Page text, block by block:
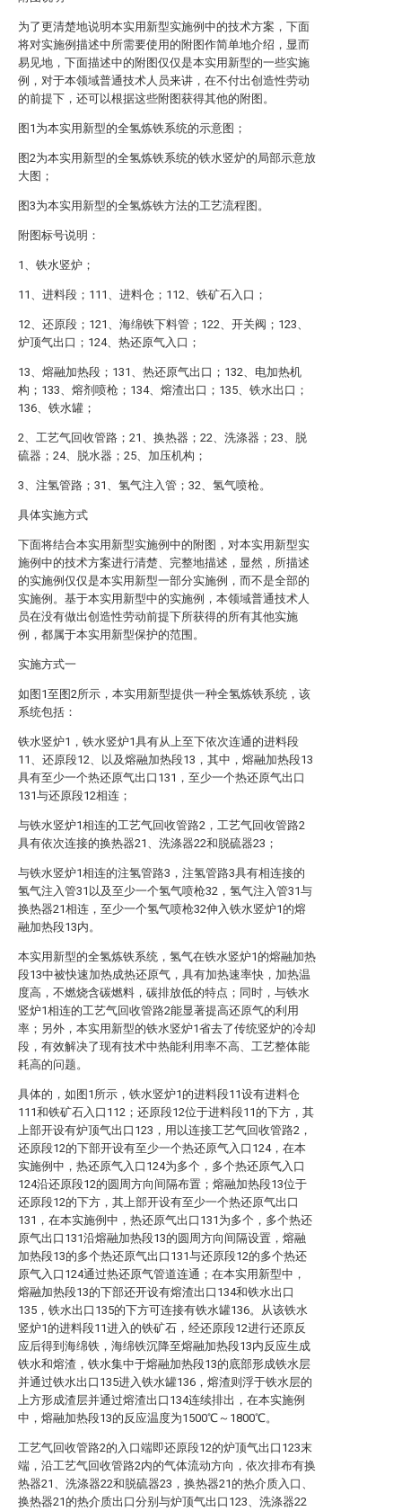
为了更清楚地说明本实用新型实施例中的技术方案，下面
将对实施例描述中所需要使用的附图作简单地介绍，显而
易见地，下面描述中的附图仅仅是本实用新型的一些实施
例，对于本领域普通技术人员来讲，在不付出创造性劳动
的前提下，还可以根据这些附图获得其他的附图。
图1为本实用新型的全氢炼铁系统的示意图；
图2为本实用新型的全氢炼铁系统的铁水竖炉的局部示意放
大图；
图3为本实用新型的全氢炼铁方法的工艺流程图。
附图标号说明：
1、铁水竖炉；
11、进料段；111、进料仓；112、铁矿石入口；
12、还原段；121、海绵铁下料管；122、开关阀；123、
炉顶气出口；124、热还原气入口；
13、熔融加热段；131、热还原气出口；132、电加热机
构；133、熔剂喷枪；134、熔渣出口；135、铁水出口；
136、铁水罐；
2、工艺气回收管路；21、换热器；22、洗涤器；23、脱
硫器；24、脱水器；25、加压机构；
3、注氢管路；31、氢气注入管；32、氢气喷枪。
具体实施方式
下面将结合本实用新型实施例中的附图，对本实用新型实
施例中的技术方案进行清楚、完整地描述，显然，所描述
的实施例仅仅是本实用新型一部分实施例，而不是全部的
实施例。基于本实用新型中的实施例，本领域普通技术人
员在没有做出创造性劳动前提下所获得的所有其他实施
例，都属于本实用新型保护的范围。
实施方式一
如图1至图2所示，本实用新型提供一种全氢炼铁系统，该
系统包括：
铁水竖炉1，铁水竖炉1具有从上至下依次连通的进料段
11、还原段12、以及熔融加热段13，其中，熔融加热段13
具有至少一个热还原气出口131，至少一个热还原气出口
131与还原段12相连；
与铁水竖炉1相连的工艺气回收管路2，工艺气回收管路2
具有依次连接的换热器21、洗涤器22和脱硫器23；
与铁水竖炉1相连的注氢管路3，注氢管路3具有相连接的
氢气注入管31以及至少一个氢气喷枪32，氢气注入管31与
换热器21相连，至少一个氢气喷枪32伸入铁水竖炉1的熔
融加热段13内。
本实用新型的全氢炼铁系统，氢气在铁水竖炉1的熔融加热
段13中被快速加热成热还原气，具有加热速率快，加热温
度高，不燃烧含碳燃料，碳排放低的特点；同时，与铁水
竖炉1相连的工艺气回收管路2能显著提高还原气的利用
率；另外，本实用新型的铁水竖炉1省去了传统竖炉的冷却
段，有效解决了现有技术中热能利用率不高、工艺整体能
耗高的问题。
具体的，如图1所示，铁水竖炉1的进料段11设有进料仓
111和铁矿石入口112；还原段12位于进料段11的下方，其
上部开设有炉顶气出口123，用以连接工艺气回收管路2，
还原段12的下部开设有至少一个热还原气入口124，在本
实施例中，热还原气入口124为多个，多个热还原气入口
124沿还原段12的圆周方向间隔布置；熔融加热段13位于
还原段12的下方，其上部开设有至少一个热还原气出口
131，在本实施例中，热还原气出口131为多个，多个热还
原气出口131沿熔融加热段13的圆周方向间隔设置，熔融
加热段13的多个热还原气出口131与还原段12的多个热还
原气入口124通过热还原气管道连通；在本实用新型中，
熔融加热段13的下部还开设有熔渣出口134和铁水出口
135，铁水出口135的下方可连接有铁水罐136。从该铁水
竖炉1的进料段11进入的铁矿石，经还原段12进行还原反
应后得到海绵铁，海绵铁沉降至熔融加热段13内反应生成
铁水和熔渣，铁水集中于熔融加热段13的底部形成铁水层
并通过铁水出口135进入铁水罐136，熔渣则浮于铁水层的
上方形成渣层并通过熔渣出口134连续排出，在本实施例
中，熔融加热段13的反应温度为1500℃～1800℃。
工艺气回收管路2的入口端即还原段12的炉顶气出口123末
端，沿工艺气回收管路2内的气体流动方向，依次排布有换
热器21、洗涤器22和脱硫器23，换热器21的热介质入口、
换热器21的热介质出口分别与炉顶气出口123、洗涤器22